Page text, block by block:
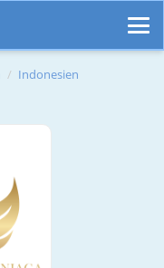
Indonesien